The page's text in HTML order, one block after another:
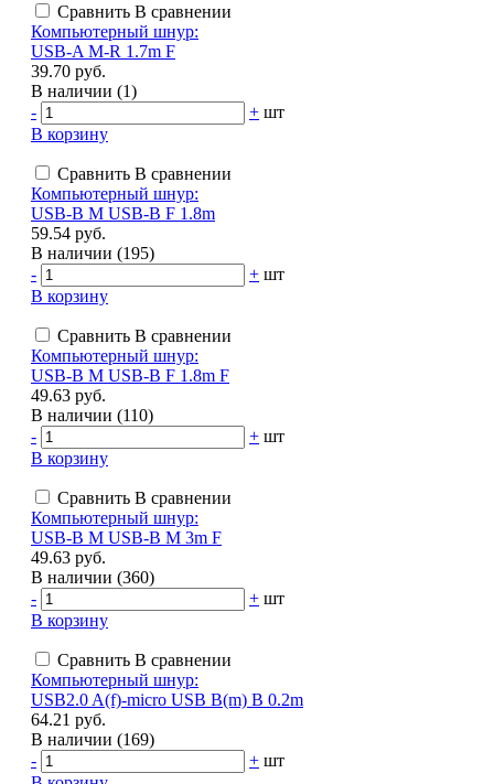
Сравнить В сравнении
Компьютерный шнур:
USB-A M-R 1.7m F
39.70 руб.
В наличии (1)
-
+ шт
В корзину
Сравнить В сравнении
Компьютерный шнур:
USB-B M USB-B F 1.8m
59.54 руб.
В наличии (195)
-
+ шт
В корзину
Сравнить В сравнении
Компьютерный шнур:
USB-B M USB-B F 1.8m F
49.63 руб.
В наличии (110)
-
+ шт
В корзину
Сравнить В сравнении
Компьютерный шнур:
USB-B M USB-B M 3m F
49.63 руб.
В наличии (360)
-
+ шт
В корзину
Сравнить В сравнении
Компьютерный шнур:
USB2.0 A(f)-micro USB B(m) B 0.2m
64.21 руб.
В наличии (169)
-
+ шт